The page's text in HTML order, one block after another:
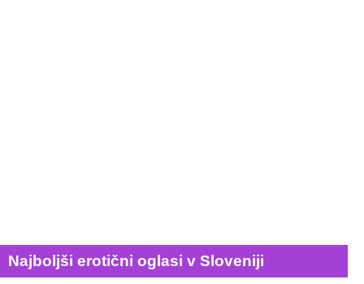
Najboljši erotični oglasi v Sloveniji